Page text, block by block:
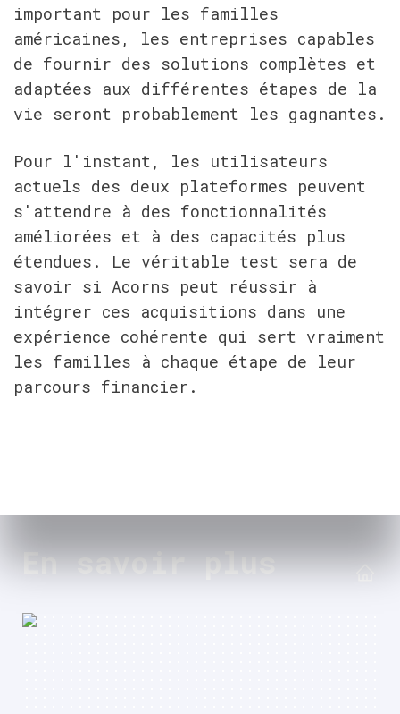
important pour les familles
américaines, les entreprises capables
de fournir des solutions complètes et
adaptées aux différentes étapes de la
vie seront probablement les gagnantes.
Pour l'instant, les utilisateurs
actuels des deux plateformes peuvent
s'attendre à des fonctionnalités
améliorées et à des capacités plus
étendues. Le véritable test sera de
savoir si Acorns peut réussir à
intégrer ces acquisitions dans une
expérience cohérente qui sert vraiment
les familles à chaque étape de leur
parcours financier.
En savoir plus